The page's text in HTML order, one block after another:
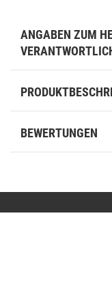
ANGABEN ZUM
BEWERTUNGEN